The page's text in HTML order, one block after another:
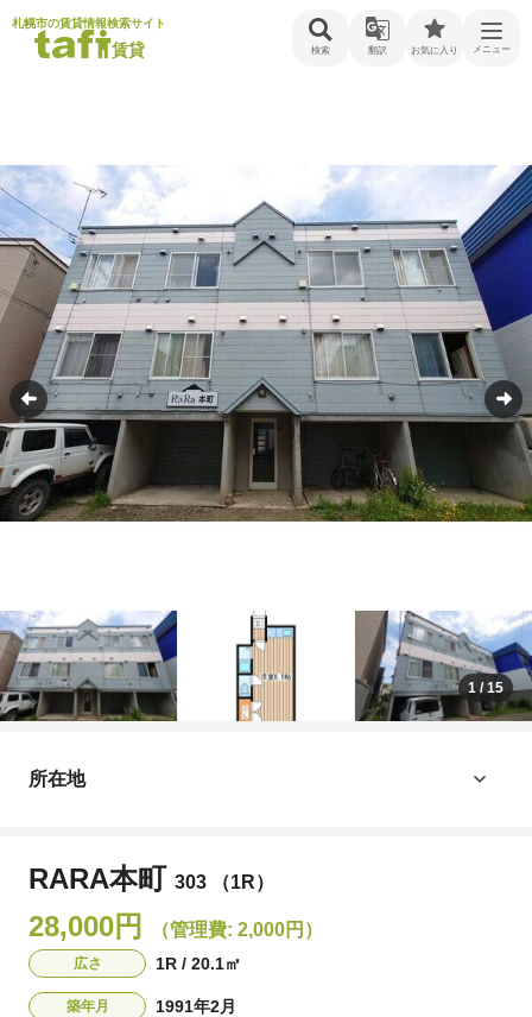
札幌市の賃貸情報検索サイト
賃貸 検索 翻訳 お気に入り メニュー
1/15
所在地
RARA本町 303 （1R）
28,000円 （管理費: 2,000円）
広さ 1R / 20.1㎡
築年月 1991年2月